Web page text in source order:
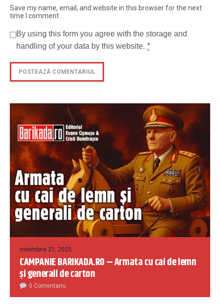
Save my name, email, and website in this browser for the next
time I comment
By using this form you agree with the storage and
handling of your data by this website. *
noiembrie 21, 2025
CAMPANIE BARIKADA.RO – Armata cu cai de lemn
și generali de carton
0 Comentariu